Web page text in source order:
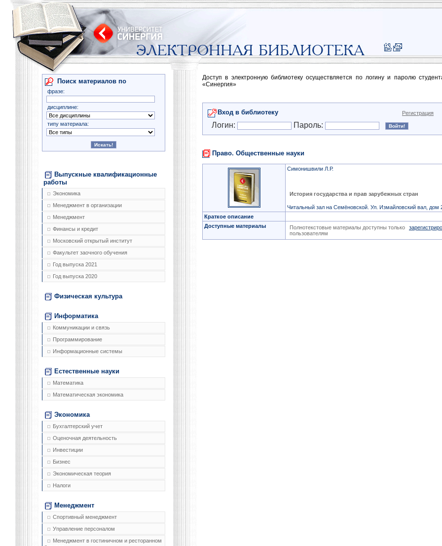
Поиск материалов по
фразе:
дисциплине:
типу материала:
Выпускные квалификационные
работы
Экономика
Менеджмент в организации
Менеджмент
Финансы и кредит
Московский открытый институт
Факультет заочного обучения
Год выпуска 2021
Год выпуска 2020
Физическая культура
Информатика
Коммуникации и связь
Программирование
Информационные системы
Естественные науки
Математика
Математическая экономика
Экономика
Бухгалтерский учет
Оценочная деятельность
Инвестиции
Бизнес
Экономическая теория
Налоги
Менеджмент
Спортивный менеджмент
Управление персоналом
Менеджмент в гостиничном и ресторанном
Доступ в электронную библиотеку осуществляется по логину и паролю
«Синергия»
Вход в библиотеку Регистрация
Логин: Пароль:
Право. Общественные науки
Симонишвили Л.Р.
История государства и прав зарубежных стран
Читальный зал на Семёновской. Ул. Измайловский вал, дом
Краткое описание
Доступные материалы
Полнотекстовые материалы доступны только
пользователям